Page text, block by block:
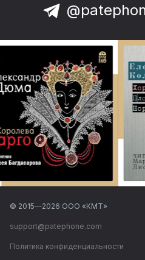
© 2015—2026 ООО «КМТ»
support@patephone.com
Политика конфиденциальности